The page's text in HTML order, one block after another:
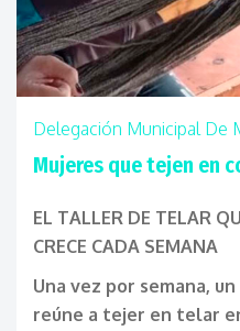
Delegación Municipal De
Mujeres que tejen en
EL TALLER DE TELAR
CRECE CADA SEMANA
Una vez por semana,
reúne a tejer en telar